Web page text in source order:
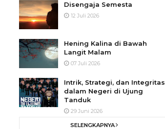
Disengaja Semesta
12 Juli 2026
Hening Kalina di Bawah
Langit Malam
07 Juli 2026
Intrik, Strategi, dan Integritas
dalam Negeri di Ujung
Tanduk
29 Juni 2026
SELENGKAPNYA